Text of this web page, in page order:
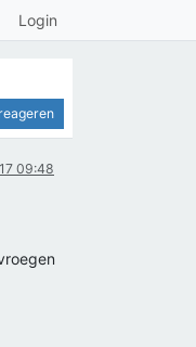
Login
09:48